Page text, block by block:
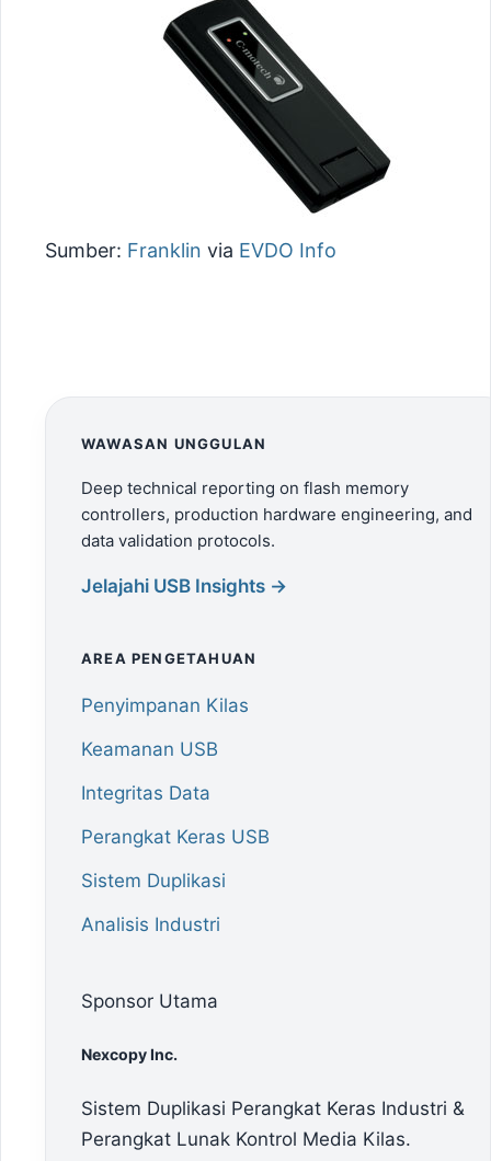
Sumber: Franklin via EVDO Info
WAWASAN UNGGULAN
Deep technical reporting on flash memory
controllers, production hardware engineering, and
data validation protocols.
Jelajahi USB Insights →
AREA PENGETAHUAN
Penyimpanan Kilas
Keamanan USB
Integritas Data
Perangkat Keras USB
Sistem Duplikasi
Analisis Industri
Sponsor Utama
Nexcopy Inc.
Sistem Duplikasi Perangkat Keras Industri &
Perangkat Lunak Kontrol Media Kilas.